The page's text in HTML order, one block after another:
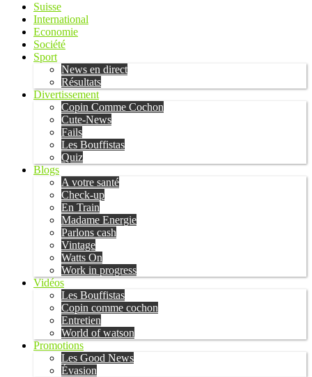
Suisse
International
Economie
Société
Sport
News en direct
Résultats
Divertissement
Copin Comme Cochon
Cute-News
Fails
Les Bouffistas
Quiz
Blogs
A votre santé
Check-up
En Train
Madame Energie
Parlons cash
Vintage
Watts On
Work in progress
Vidéos
Les Bouffistas
Copin comme cochon
Entretien
World of watson
Promotions
Les Good News
Évasion